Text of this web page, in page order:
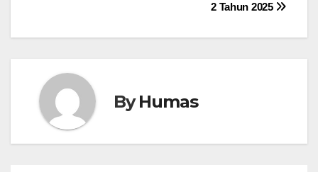
2 Tahun 2025
ByHumas